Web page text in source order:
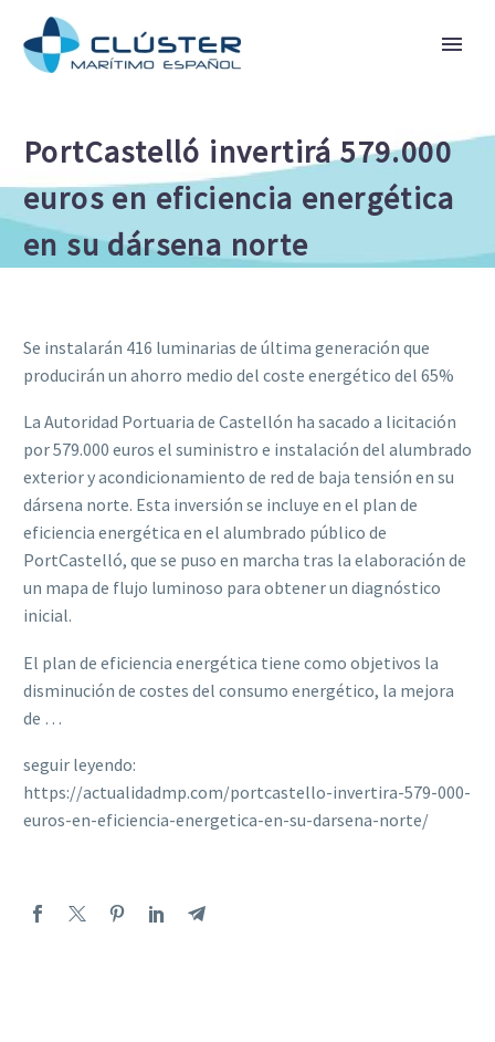
PortCastelló invertirá 579.000
euros en eficiencia energética
en su dársena norte
Se instalarán 416 luminarias de última generación que
producirán un ahorro medio del coste energético del 65%
La Autoridad Portuaria de Castellón ha sacado a licitación
por 579.000 euros el suministro e instalación del alumbrado
exterior y acondicionamiento de red de baja tensión en su
dársena norte. Esta inversión se incluye en el plan de
eficiencia energética en el alumbrado público de
PortCastelló, que se puso en marcha tras la elaboración de
un mapa de flujo luminoso para obtener un diagnóstico
inicial.
El plan de eficiencia energética tiene como objetivos la
disminución de costes del consumo energético, la mejora
de …
seguir leyendo:
https://actualidadmp.com/portcastello-invertira-579-000-
euros-en-eficiencia-energetica-en-su-darsena-norte/